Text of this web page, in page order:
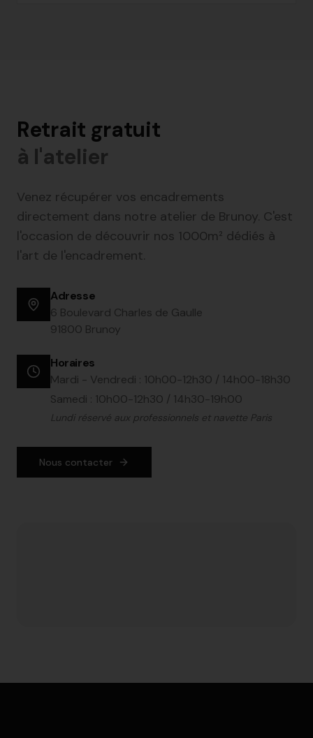
Retrait gratuit
à l'atelier
Venez récupérer vos encadrements
directement dans notre atelier de Brunoy. C'est
l'occasion de découvrir nos 1000m² dédiés à
l'art de l'encadrement.
Adresse
6 Boulevard Charles de Gaulle
91800 Brunoy
Horaires
Mardi - Vendredi : 10h00-12h30 / 14h00-18h30
Samedi : 10h00-12h30 / 14h30-19h00
Lundi réservé aux professionnels et navette Paris
Nous contacter